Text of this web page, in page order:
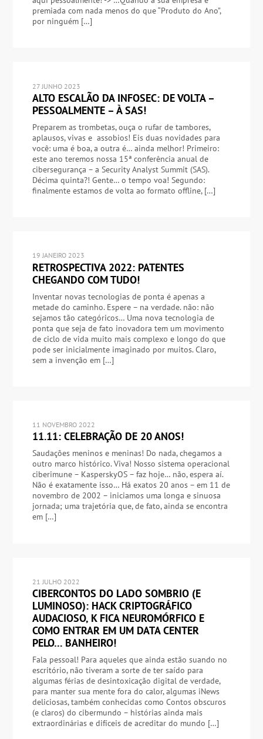
premiada com nada menos do que “Produto do Ano”,
por ninguém […]
27 JUNHO 2023
ALTO ESCALÃO DA INFOSEC: DE VOLTA –
PESSOALMENTE – À SAS!
Preparem as trombetas, ouça o rufar de tambores,
aplausos, vivas e assobios! Eis duas novidades para
você: uma é boa, a outra é… ainda melhor! Primeiro:
este ano teremos nossa 15ª conferência anual de
cibersegurança – a Security Analyst Summit (SAS).
Décima quinta?! Gente… o tempo voa! Segundo:
finalmente estamos de volta ao formato offline, […]
19 JANEIRO 2023
RETROSPECTIVA 2022: PATENTES
CHEGANDO COM TUDO!
Inventar novas tecnologias de ponta é apenas a
metade do caminho. Espere – na verdade. não: não
sejamos tão categóricos… Uma nova tecnologia de
ponta que seja de fato inovadora tem um movimento
de ciclo de vida muito mais complexo e longo do que
pode ser inicialmente imaginado por muitos. Claro,
sem a invenção em […]
11 NOVEMBRO 2022
11.11: CELEBRAÇÃO DE 20 ANOS!
Saudações meninos e meninas! Do nada, chegamos a
outro marco histórico. Viva! Nosso sistema operacional
ciberimune – KasperskyOS – faz hoje… não, espera aí.
Não é exatamente isso… Há exatos 20 anos – em 11 de
novembro de 2002 – iniciamos uma longa e sinuosa
jornada; uma trajetória que, de fato, ainda se encontra
em […]
21 JULHO 2022
CIBERCONTOS DO LADO SOMBRIO (E
LUMINOSO): HACK CRIPTOGRÁFICO
AUDACIOSO, K FICA NEUROMÓRFICO E
COMO ENTRAR EM UM DATA CENTER
PELO… BANHEIRO!
Fala pessoal! Para aqueles que ainda estão suando no
escritório, não tiveram a sorte de ter saído para
algumas férias de desintoxicação digital de verdade,
para manter sua mente fora do calor, algumas iNews
deliciosas, também conhecidas como Contos obscuros
(e claros) do cibermundo – histórias ainda mais
extraordinárias e difíceis de acreditar do mundo […]